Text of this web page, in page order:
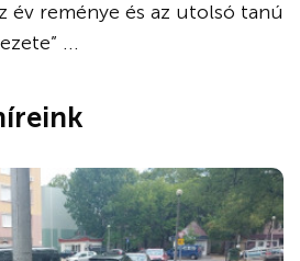
év reménye és az utolsó tanú
...